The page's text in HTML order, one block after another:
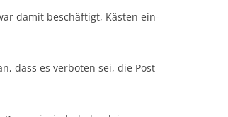
damit beschäftigt, Kästen ein-
dass es verboten sei, die Post